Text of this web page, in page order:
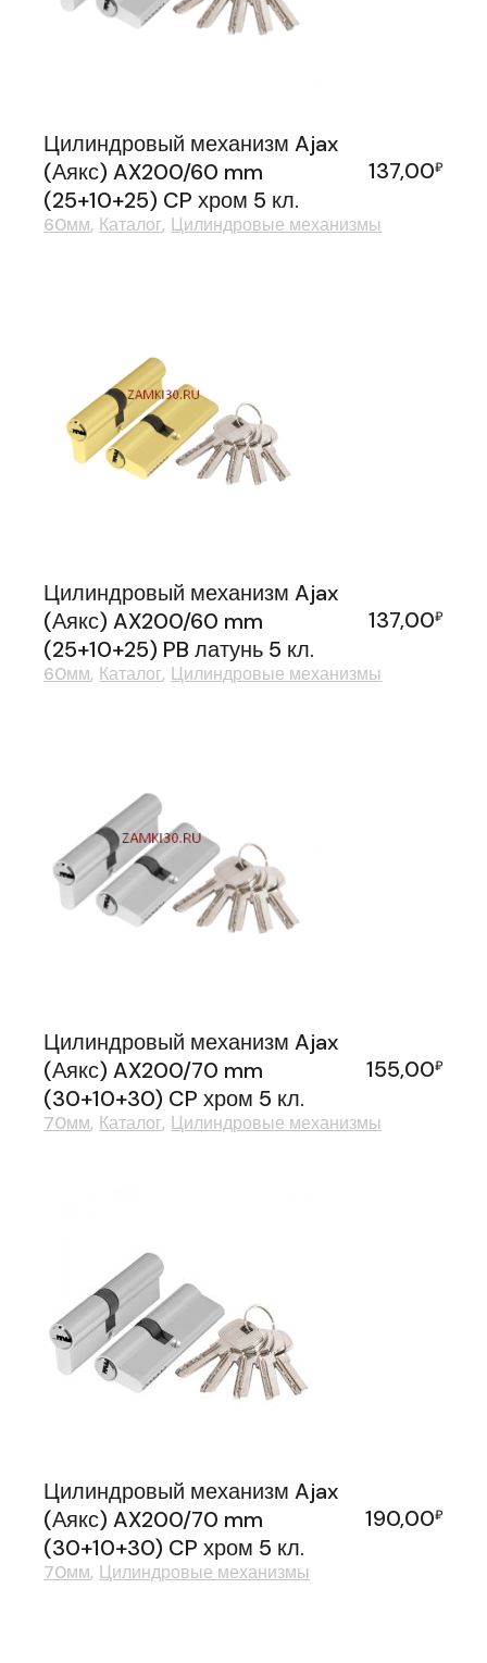
Цилиндровый механизм Ajax
(Аякс) AX200/60 mm
(25+10+25) CP хром 5 кл.
137,00₽
60мм Каталог Цилиндровые механизмы
Цилиндровый механизм Ajax
(Аякс) AX200/60 mm
(25+10+25) PB латунь 5 кл.
137,00₽
60мм Каталог Цилиндровые механизмы
Цилиндровый механизм Ajax
(Аякс) AX200/70 mm
(30+10+30) CP хром 5 кл.
155,00₽
70мм Каталог Цилиндровые механизмы
Цилиндровый механизм Ajax
(Аякс) AX200/70 mm
(30+10+30) CP хром 5 кл.
190,00₽
70мм Цилиндровые механизмы